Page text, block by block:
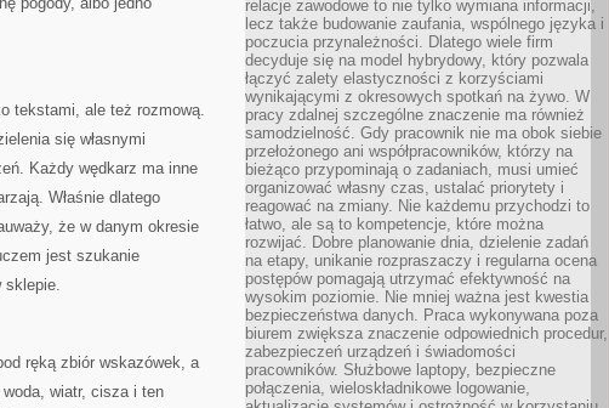
tekstami, ale też rozmową.
się własnymi
Każdy wędkarz ma inne
Właśnie dlatego
że w danym okresie
jest szukanie
sklepie.
ręką zbiór wskazówek, a
wiatr, cisza i ten
relacje zawodowe to nie tylko wymiana informacji,
lecz także budowanie zaufania, wspólnego języka i
poczucia przynależności. Dlatego wiele firm
decyduje się na model hybrydowy, który pozwala
łączyć zalety elastyczności z korzyściami
wynikającymi z okresowych spotkań na żywo. W
pracy zdalnej szczególne znaczenie ma również
samodzielność. Gdy pracownik nie ma obok siebie
przełożonego ani współpracowników, którzy na
bieżąco przypominają o zadaniach, musi umieć
organizować własny czas, ustalać priorytety i
reagować na zmiany. Nie każdemu przychodzi to
łatwo, ale są to kompetencje, które można
rozwijać. Dobre planowanie dnia, dzielenie zadań
na etapy, unikanie rozpraszaczy i regularna ocena
postępów pomagają utrzymać efektywność na
wysokim poziomie. Nie mniej ważna jest kwestia
bezpieczeństwa danych. Praca wykonywana poza
biurem zwiększa znaczenie odpowiednich procedur,
zabezpieczeń urządzeń i świadomości
pracowników. Służbowe laptopy, bezpieczne
połączenia, wieloskładnikowe logowanie,